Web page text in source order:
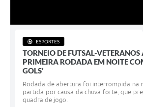
ESPORTES
TORNEIO DE FUTSAL-VETERANOS
PRIMEIRA RODADA EM NOITE
GOLS’
Rodada de abertura foi interrompida na
partida por causa da chuva forte, que
quadra de jogo.